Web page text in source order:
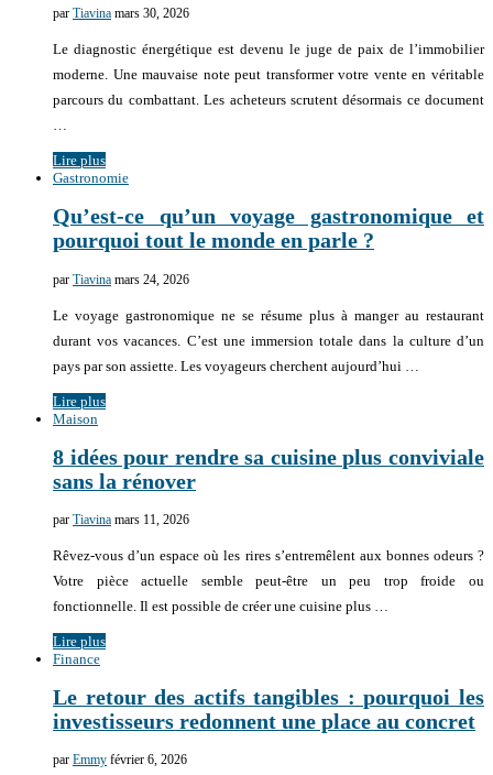
par Tiavina mars 30, 2026
Le diagnostic énergétique est devenu le juge de paix de l’immobilier
moderne. Une mauvaise note peut transformer votre vente en véritable
parcours du combattant. Les acheteurs scrutent désormais ce document
…
Lire plus
Gastronomie
Qu’est-ce qu’un voyage gastronomique et
pourquoi tout le monde en parle ?
par Tiavina mars 24, 2026
Le voyage gastronomique ne se résume plus à manger au restaurant
durant vos vacances. C’est une immersion totale dans la culture d’un
pays par son assiette. Les voyageurs cherchent aujourd’hui …
Lire plus
Maison
8 idées pour rendre sa cuisine plus conviviale
sans la rénover
par Tiavina mars 11, 2026
Rêvez-vous d’un espace où les rires s’entremêlent aux bonnes odeurs ?
Votre pièce actuelle semble peut-être un peu trop froide ou
fonctionnelle. Il est possible de créer une cuisine plus …
Lire plus
Finance
Le retour des actifs tangibles : pourquoi les
investisseurs redonnent une place au concret
par Emmy février 6, 2026